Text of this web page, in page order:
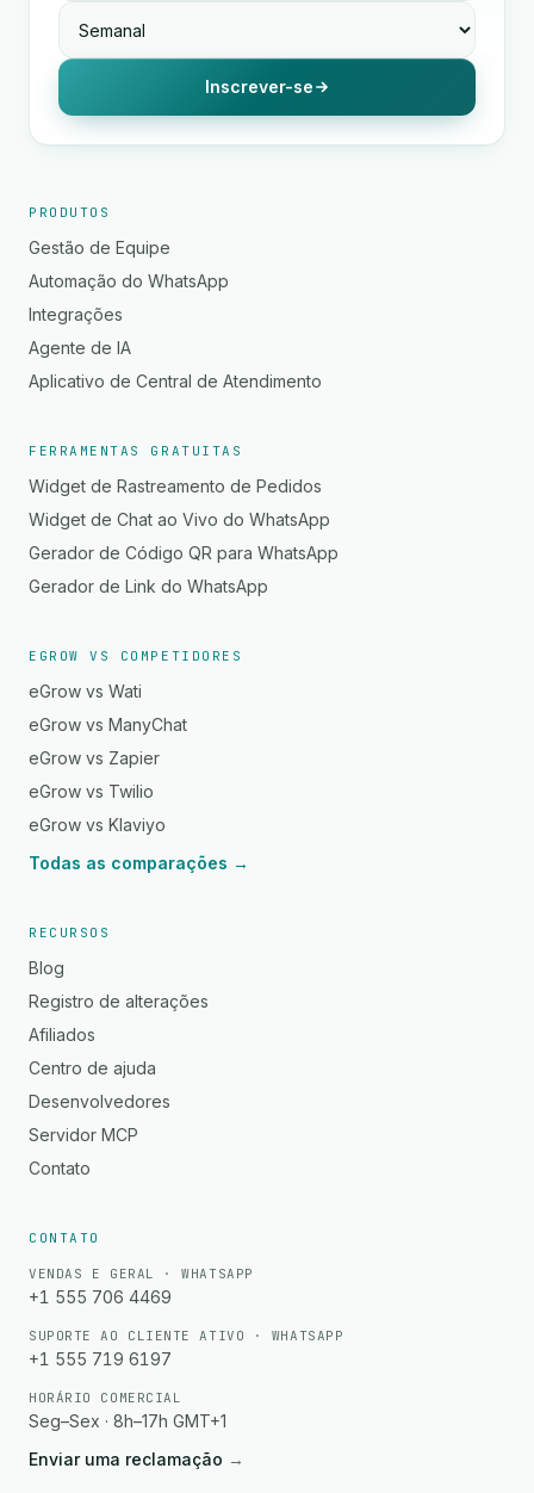
Inscrever-se
PRODUTOS
Gestão de Equipe
Automação do WhatsApp
Integrações
Agente de IA
Aplicativo de Central de Atendimento
FERRAMENTAS GRATUITAS
Widget de Rastreamento de Pedidos
Widget de Chat ao Vivo do WhatsApp
Gerador de Código QR para WhatsApp
Gerador de Link do WhatsApp
EGROW VS COMPETIDORES
eGrow vs Wati
eGrow vs ManyChat
eGrow vs Zapier
eGrow vs Twilio
eGrow vs Klaviyo
Todas as comparações →
RECURSOS
Blog
Registro de alterações
Afiliados
Centro de ajuda
Desenvolvedores
Servidor MCP
Contato
CONTATO
VENDAS E GERAL · WHATSAPP
+1 555 706 4469
SUPORTE AO CLIENTE ATIVO · WHATSAPP
+1 555 719 6197
HORÁRIO COMERCIAL
Seg–Sex · 8h–17h GMT+1
Enviar uma reclamação →